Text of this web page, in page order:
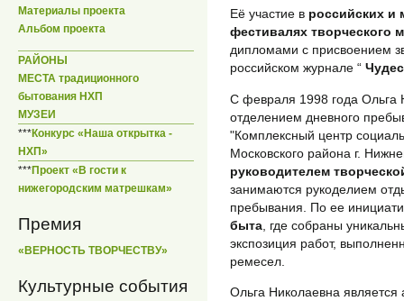
Материалы проекта
Альбом проекта
РАЙОНЫ
МЕСТА традиционного
бытования НХП
МУЗЕИ
***Конкурс «Наша открытка -
НХП»
***Проект «В гости к
нижегородским матрешкам»
Премия
«ВЕРНОСТЬ ТВОРЧЕСТВУ»
Культурные события
Её участие в российских и
фестивалях творческого
дипломами с присвоением
российском журнале “
С февраля 1998 года Ольга
отделением дневного
"Комплексный центр
Московского района г.
руководителем
занимаются рукоделием
пребывания. По ее
быта , где собраны
экспозиция работ,
ремесел.
Ольга Николаевна является